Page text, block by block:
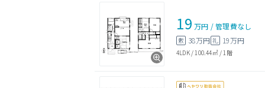
19 万円 /管理費なし
敷 38万円 礼 19万円
4LDK/ 100.44㎡/ 1階